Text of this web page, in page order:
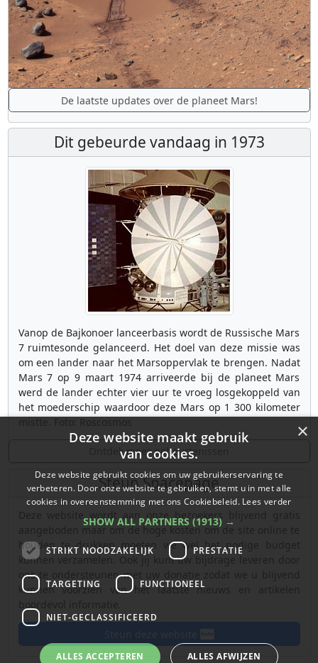
De laatste updates over de planeet Mars!
Dit gebeurde vandaag in 1973
Vanop de Bajkonoer lanceerbasis wordt de Russische Mars
7 ruimtesonde gelanceerd. Het doel van deze missie was
om een lander naar het Marsoppervlak te brengen. Nadat
Mars 7 op 9 maart 1974 arriveerde bij de planeet Mars
werd de lander echter vier uur te vroeg losgekoppeld van
het moederschip waardoor deze Mars op 1 300 kilometer
Ontdek meer gebeurtenissen
Steun Spacepage
Deze website wordt aan onze bezoekers blijvend gratis
aangeboden maar om de hoge kosten om de site online te
houden te drukken moeten we wel het nodige budget
kunnen verzamelen. Ook jij kunt uw bijdrage leveren door
ons te ondersteunen met uw donatie zodat we u blijvend
kunnen voorzien van het laatste nieuws en artikelen
Steun deze website
×
Deze website maakt gebruik
van cookies.
Deze website gebruikt cookies om uw gebruikerservaring te
verbeteren. Door onze website te gebruiken, stemt u in met alle
cookies in overeenstemming met ons Cookiebeleid. Lees verder
SHOW ALL PARTNERS (1913) →
STRIKT NOODZAKELIJK PRESTATIE
TARGETING FUNCTIONEEL
NIET-GECLASSIFICEERD
ALLES ACCEPTEREN ALLES AFWIJZEN